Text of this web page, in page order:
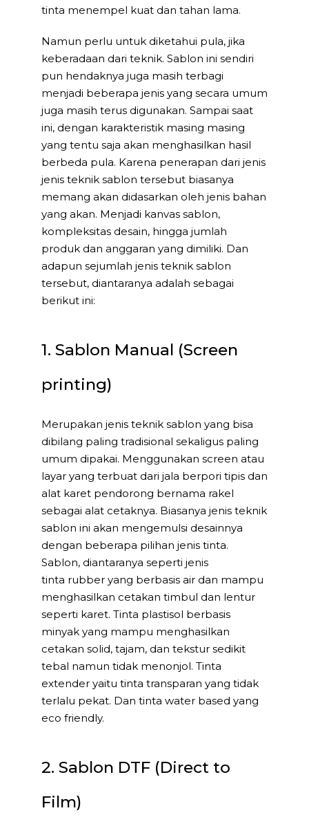
tinta menempel kuat dan tahan lama.
Namun perlu untuk diketahui pula, jika
keberadaan dari teknik. Sablon ini sendiri
pun hendaknya juga masih terbagi
menjadi beberapa jenis yang secara umum
juga masih terus digunakan. Sampai saat
ini, dengan karakteristik masing masing
yang tentu saja akan menghasilkan hasil
berbeda pula. Karena penerapan dari jenis
jenis teknik sablon tersebut biasanya
memang akan didasarkan oleh jenis bahan
yang akan. Menjadi kanvas sablon,
kompleksitas desain, hingga jumlah
produk dan anggaran yang dimiliki. Dan
adapun sejumlah jenis teknik sablon
tersebut, diantaranya adalah sebagai
berikut ini:
1. Sablon Manual (Screen
printing)
Merupakan jenis teknik sablon yang bisa
dibilang paling tradisional sekaligus paling
umum dipakai. Menggunakan screen atau
layar yang terbuat dari jala berpori tipis dan
alat karet pendorong bernama rakel
sebagai alat cetaknya. Biasanya jenis teknik
sablon ini akan mengemulsi desainnya
dengan beberapa pilihan jenis tinta.
Sablon, diantaranya seperti jenis
tinta rubber yang berbasis air dan mampu
menghasilkan cetakan timbul dan lentur
seperti karet. Tinta plastisol berbasis
minyak yang mampu menghasilkan
cetakan solid, tajam, dan tekstur sedikit
tebal namun tidak menonjol. Tinta
extender yaitu tinta transparan yang tidak
terlalu pekat. Dan tinta water based yang
eco friendly.
2. Sablon DTF (Direct to
Film)